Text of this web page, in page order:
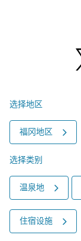
选择地区
福冈地区
选择类别
温泉地
住宿设施